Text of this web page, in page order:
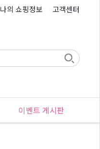
나의 쇼핑정보 고객센터
이벤트 게시판